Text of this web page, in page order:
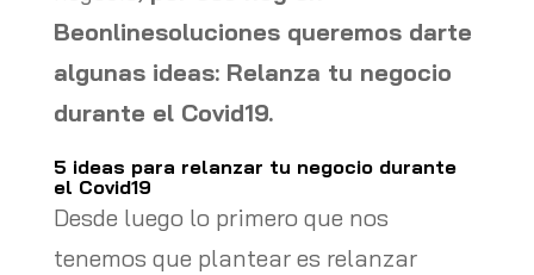
Beonlinesoluciones queremos darte
algunas ideas: Relanza tu negocio
durante el Covid19.
5 ideas para relanzar tu negocio durante
el Covid19
Desde luego lo primero que nos
tenemos que plantear es relanzar